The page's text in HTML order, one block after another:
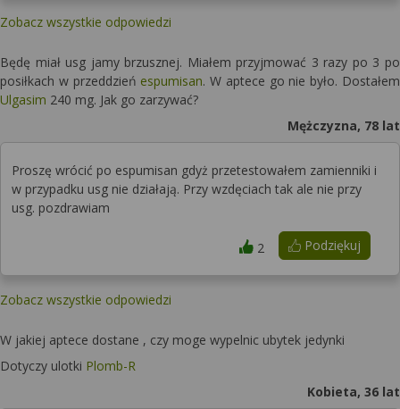
Zobacz wszystkie odpowiedzi
Będę miał usg jamy brzusznej. Miałem przyjmować 3 razy po 3 po
posiłkach w przeddzień espumisan. W aptece go nie było. Dostałem
Ulgasim 240 mg. Jak go zarzywać?
Mężczyzna, 78 lat
Proszę wrócić po espumisan gdyż przetestowałem zamienniki i
w przypadku usg nie działają. Przy wzdęciach tak ale nie przy
usg. pozdrawiam
Podziękuj
2
Zobacz wszystkie odpowiedzi
W jakiej aptece dostane , czy moge wypelnic ubytek jedynki
Dotyczy ulotki Plomb-R
Kobieta, 36 lat